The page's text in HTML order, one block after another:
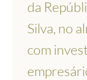
da
Silva, no
com